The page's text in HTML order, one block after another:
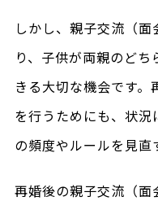
しかし、親子交流（
り、子供が両親のど
きる大切な機会です。
を行うためにも、状況
の頻度やルールを見直
再婚後の親子交流（